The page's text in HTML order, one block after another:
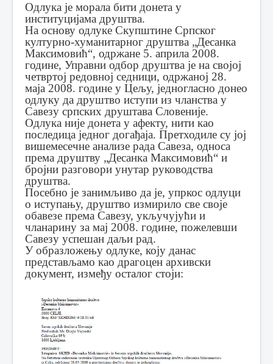
Одлука је морала бити донета у
институцијама друштва.
На основу одлуке Скупштине Српског
културно-хуманитарног друштва „Десанка
Максимовић“, одржане 5. априла 2008.
године, Управни одбор друштва је на својој
четвртој редовној седници, одржаној 28.
маја 2008. године у Цељу, једногласно донео
одлуку да друштво иступи из чланства у
Савезу српских друштава Словеније.
Одлука није донета у афекту, нити као
последица једног догађаја. Претходиле су јој
вишемесечне анализе рада Савеза, односа
према друштву „Десанка Максимовић“ и
бројни разговори унутар руководства
друштва.
Посебно је занимљиво да је, упркос одлуци
о иступању, друштво измирило све своје
обавезе према Савезу, укључујући и
чланарину за мај 2008. године, пожелевши
Савезу успешан даљи рад.
У образложењу одлуке, коју данас
представљамо као драгоцен архивски
документ, између осталог стоји: